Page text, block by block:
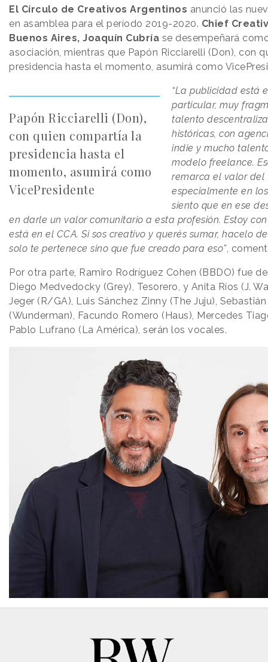
El Círculo de Creativos Argentinos anunció las
en asamblea para el período 2019-2020. Chief
Buenos Aires, Joaquín Cubría se desempeñará
asociación, mientras que Papón Ricciarelli (Don), con
presidencia hasta el momento, asumirá como
Papón Ricciarelli (Don),
con quien compartía la
presidencia hasta el
momento, asumirá como
VicePresidente
“La publicidad está
particular, muy
talento
históricas, con
indie y mucho
modelo freelance.
remarca el valor del
especialmente en
siento que en ese
en darle un valor comunitario a esta profesión. Estoy
está en el CCA. Si sos creativo y querés sumar, hacelo
solo te pertenece sino que fue creado para eso”,
Por otra parte, Ramiro Rodríguez Cohen (BBDO) fue
Diego Medvedocky (Grey), Tesorero, y Anita Ríos (J.
Jeger (R/GA), Luis Sánchez Zinny (The Juju),
(Wunderman), Facundo Romero (Haus), Mercedes
Pablo Lufrano (La América), serán los vocales.